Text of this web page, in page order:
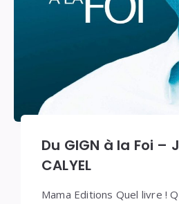
Du GIGN à la Foi –
CALYEL
Mama Editions Quel livre !